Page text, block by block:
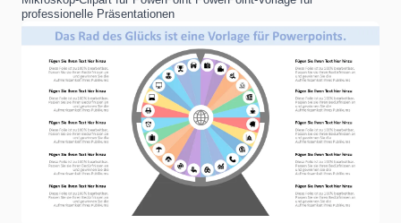
professionelle Präsentationen